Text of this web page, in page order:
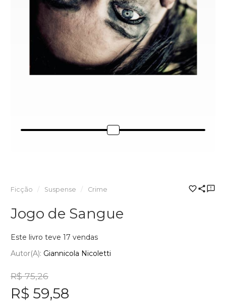
Ficção Suspense Crime
Jogo de Sangue
Este livro teve 17 vendas
Autor(a): Giannicola Nicoletti
R$ 75,26
R$ 59,58